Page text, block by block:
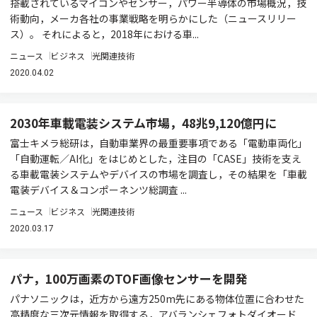
搭載されているマイコンやセンサー，パワー半導体の市場概況，技
術動向，メーカ各社の事業戦略を明らかにした（ニュースリリー
ス）。 それによると，2018年における車...
ニュース ビジネス 光関連技術
2020.04.02
2030年車載電装システム市場，48兆9,120億円に
富士キメラ総研は，自動車業界の最重要事項である「電動車両化」
「自動運転／AI化」をはじめとした，注目の「CASE」技術を支え
る車載電装システムやデバイスの市場を調査し，その結果を「車載
電装デバイス＆コンポーネンツ総調査 ...
ニュース ビジネス 光関連技術
2020.03.17
パナ，100万画素のTOF画像センサーを開発
パナソニックは，近方から遠方250m先にある物体位置に合わせた
高精度な三次元情報を取得する，アバランシェフォトダイオード